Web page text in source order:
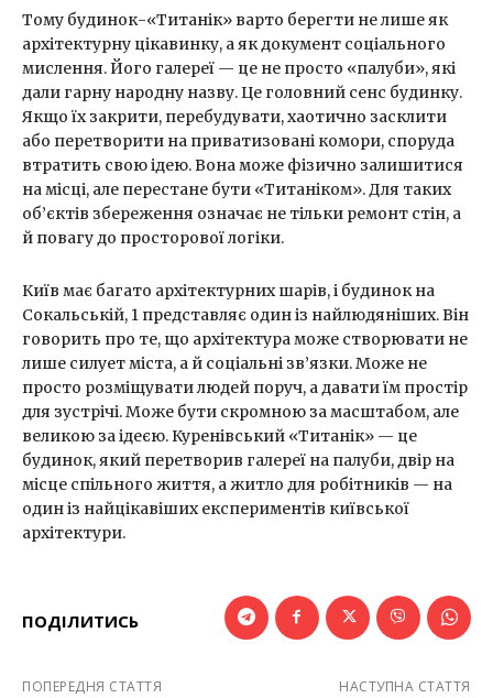
Тому будинок-«Титанік» варто берегти не лише як
архітектурну цікавинку, а як документ соціального
мислення. Його галереї — це не просто «палуби», які
дали гарну народну назву. Це головний сенс будинку.
Якщо їх закрити, перебудувати, хаотично засклити
або перетворити на приватизовані комори, споруда
втратить свою ідею. Вона може фізично залишитися
на місці, але перестане бути «Титаніком». Для таких
об’єктів збереження означає не тільки ремонт стін, а
й повагу до просторової логіки.
Київ має багато архітектурних шарів, і будинок на
Сокальській, 1 представляє один із найлюдяніших. Він
говорить про те, що архітектура може створювати не
лише силует міста, а й соціальні зв’язки. Може не
просто розміщувати людей поруч, а давати їм простір
для зустрічі. Може бути скромною за масштабом, але
великою за ідеєю. Куренівський «Титанік» — це
будинок, який перетворив галереї на палуби, двір на
місце спільного життя, а житло для робітників — на
один із найцікавіших експериментів київської
архітектури.
ПОДІЛИТИСЬ
ПОПЕРЕДНЯ СТАТТЯ НАСТУПНА СТАТТЯ